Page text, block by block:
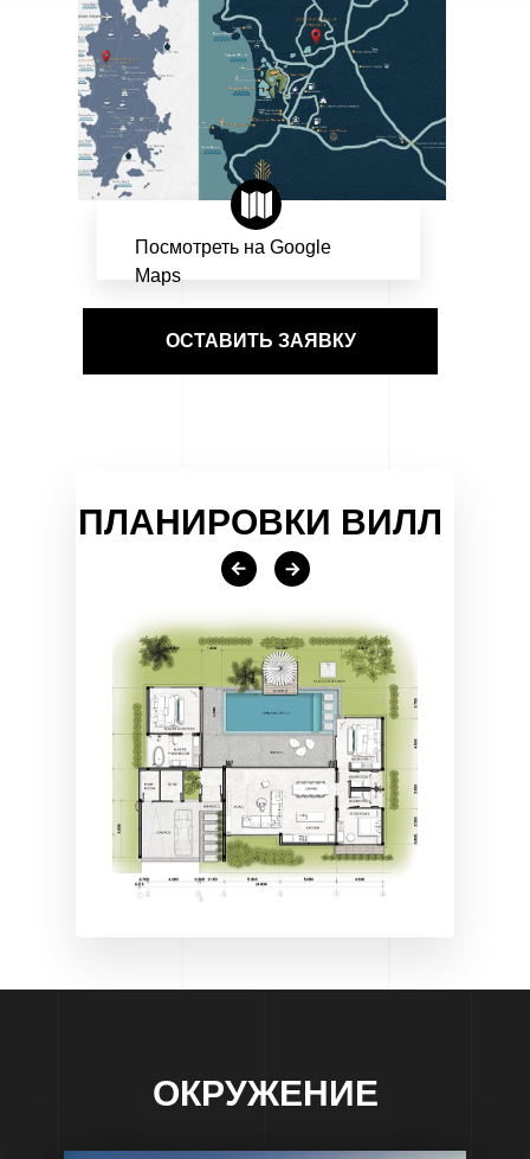
Посмотреть на Google
Maps
ОСТАВИТЬ ЗАЯВКУ
ПЛАНИРОВКИ ВИЛЛ
ОКРУЖЕНИЕ